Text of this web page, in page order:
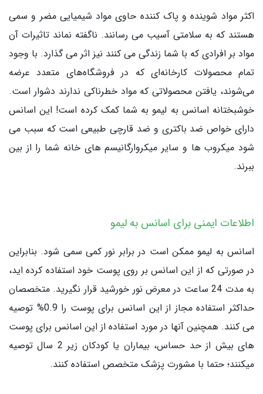
اکثر مواد شوینده و پاک کننده حاوی مواد شیمیایی مضر و سمی
هستند که به سلامتی آسیب می رسانند. ناگفته نماند تاثیرات آن
مواد بر افرادی که با شما زندگی می کنند نیز اثر می گذارد. با وجود
تمام محصولات کارخانه‌ای که در فروشگاه‌های متعدد عرضه
می‌شوند، یافتن محصولاتی که مواد خطرناکی ندارند دشوار است.
خوشبختانه اسانس به لیمو به شما کمک کرده است! این اسانس
دارای خواص ضد باکتری و ضد قارچی طبیعی است که سبب می
شود میکروب ها و سایر میکروارگانیسم های خانه شما را از بین
ببرند.
اطلاعات ایمنی برای اسانس به لیمو
اسانس به لیمو ممکن است در برابر نور کمی سمی شود. بنابراین
در صورتی که از این اسانس بر روی پوست خود استفاده کرده اید،
به مدت 24 ساعت در معرض نور خورشید قرار نگیرید. متخصصان
حداکثر استفاده مجاز از این اسانس برای پوست را 0.9% توصیه
می کنند. همچنین آنها در مورد استفاده از این اسانس برای پوست
های بیش از حد حساس، بیماران یا کودکان زیر 2 سال توصیه
میکنند؛ حتما با مشورت پزشک متخصص استفاده کنند.